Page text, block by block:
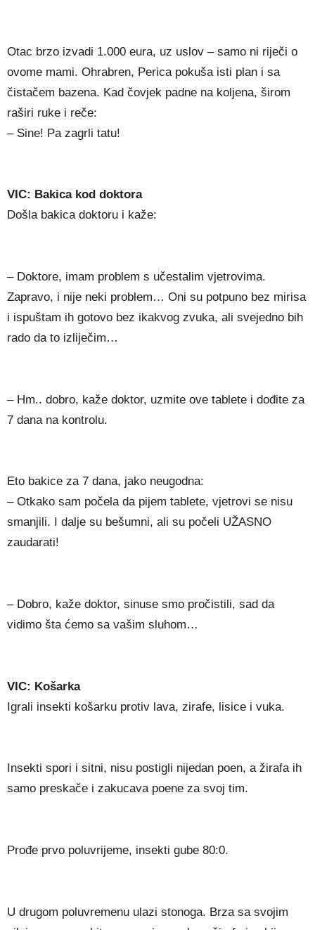
Otac brzo izvadi 1.000 eura, uz uslov – samo ni riječi o
ovome mami. Ohrabren, Perica pokuša isti plan i sa
čistačem bazena. Kad čovjek padne na koljena, širom
raširi ruke i reče:
– Sine! Pa zagrli tatu!
VIC: Bakica kod doktora
Došla bakica doktoru i kaže:
– Doktore, imam problem s učestalim vjetrovima.
Zapravo, i nije neki problem… Oni su potpuno bez mirisa
i ispuštam ih gotovo bez ikakvog zvuka, ali svejedno bih
rado da to izliječim…
– Hm.. dobro, kaže doktor, uzmite ove tablete i dođite za
7 dana na kontrolu.
Eto bakice za 7 dana, jako neugodna:
– Otkako sam počela da pijem tablete, vjetrovi se nisu
smanjili. I dalje su bešumni, ali su počeli UŽASNO
zaudarati!
– Dobro, kaže doktor, sinuse smo pročistili, sad da
vidimo šta ćemo sa vašim sluhom…
VIC: Košarka
Igrali insekti košarku protiv lava, zirafe, lisice i vuka.
Insekti spori i sitni, nisu postigli nijedan poen, a žirafa ih
samo preskače i zakucava poene za svoj tim.
Prođe prvo poluvrijeme, insekti gube 80:0.
U drugom poluvremenu ulazi stonoga. Brza sa svojim